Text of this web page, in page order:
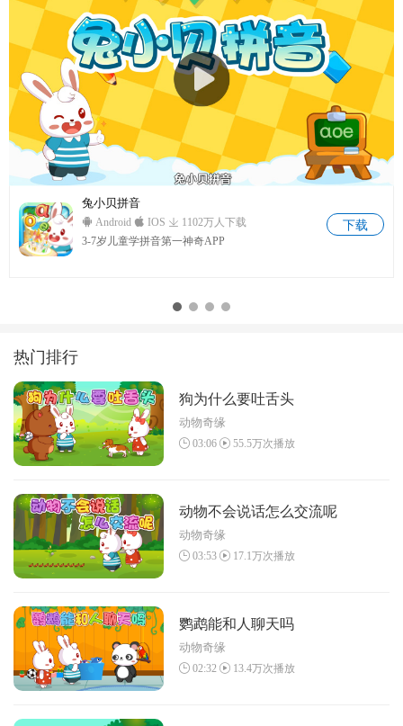
兔小贝拼音
Android IOS
1102万人下载
3-7岁儿童学拼音第一神奇APP
下载
热门排行
狗为什么要吐舌头
动物奇缘
03:06 55.5万次播放
动物不会说话怎么交流呢
动物奇缘
03:53 17.1万次播放
鹦鹉能和人聊天吗
动物奇缘
02:32 13.4万次播放